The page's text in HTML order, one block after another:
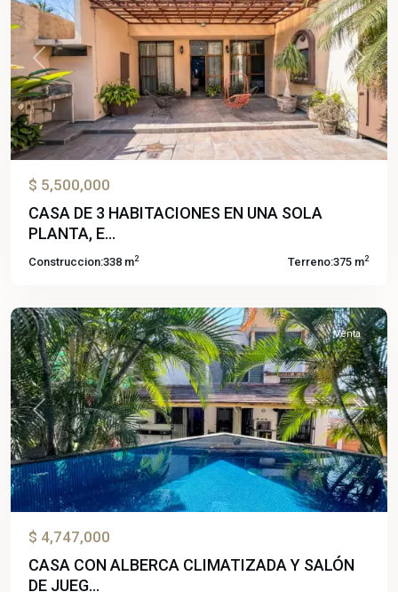
Previous Next
$ 5,500,000
CASA DE 3 HABITACIONES EN UNA SOLA
PLANTA, E...
Construccion:338 m2 Terreno:375 m2
Previous Next
Venta
$ 4,747,000
CASA CON ALBERCA CLIMATIZADA Y SALÓN
DE JUEG...
Lomas